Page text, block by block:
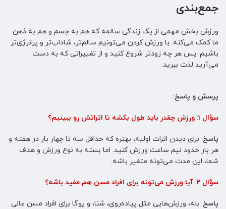
جمع‌بندی
ورزش بخش مهمی از یک زندگی سالمه که هم به جسم و هم به ذهن
ما کمک می‌کنه. با ورزش کردن می‌تونیم سالم‌تر، شاداب‌تر و پرانرژی‌تر
باشیم. پس هر چه زودتر شروع کنید و از تغییراتی که به دست
می‌آرید لذت ببرید.
پرسش و پاسخ:
سؤال 1 : ورزش چقدر باید طول بکشه تا اثراتش رو ببینیم؟
پاسخ: برای دیدن اثرات اولیه، بهتره که حداقل سه تا چهار بار در هفته و
هر بار حدود نیم ساعت ورزش کنید. اما بسته به نوع ورزش و هدف
شما، این مدت می‌تونه متغیر باشه.
سؤال 2 : آیا ورزش می‌تونه برای افراد مسن هم مفید باشه؟
پاسخ: بله، ورزش‌هایی مثل پیاده‌روی، شنا، و یوگا برای افراد مسن عالی